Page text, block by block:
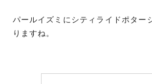
パールイズミにシティライドポター
りますね。